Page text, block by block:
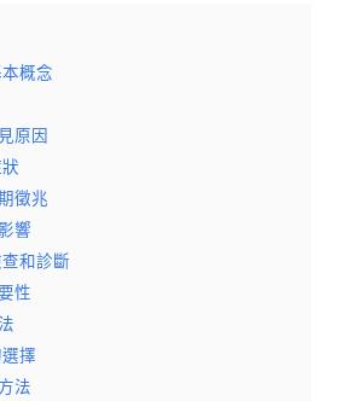
概念
原因
徵兆
響
和診斷
性
擇
法